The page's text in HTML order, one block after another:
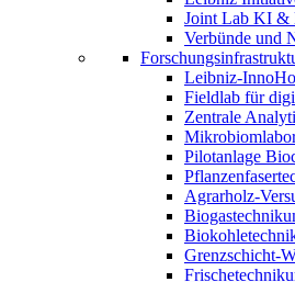
Joint Lab KI &
Verbünde und
Leibniz-
Fieldlab für
Zentrale
Pilotanlage
Agrarholz-
Grenzschicht-